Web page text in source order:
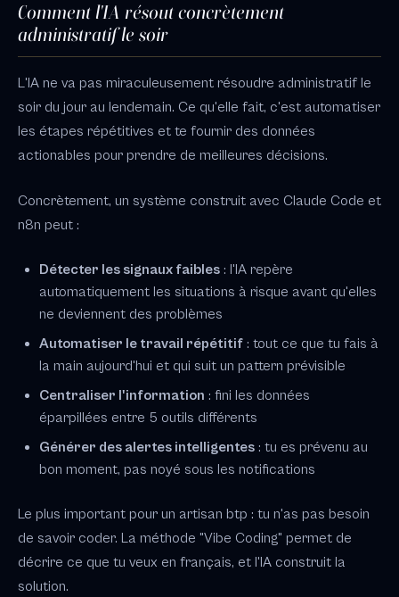
Comment l'IA résout concrètement
administratif le soir
L'IA ne va pas miraculeusement résoudre administratif le
soir du jour au lendemain. Ce qu'elle fait, c'est automatiser
les étapes répétitives et te fournir des données
actionables pour prendre de meilleures décisions.
Concrètement, un système construit avec Claude Code et
n8n peut :
Détecter les signaux faibles : l'IA repère
automatiquement les situations à risque avant qu'elles
ne deviennent des problèmes
Automatiser le travail répétitif : tout ce que tu fais à
la main aujourd'hui et qui suit un pattern prévisible
Centraliser l'information : fini les données
éparpillées entre 5 outils différents
Générer des alertes intelligentes : tu es prévenu au
bon moment, pas noyé sous les notifications
Le plus important pour un artisan btp : tu n'as pas besoin
de savoir coder. La méthode "Vibe Coding" permet de
décrire ce que tu veux en français, et l'IA construit la
solution.